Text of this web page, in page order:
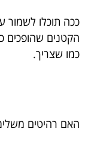
ככה תוכלו לשמור
הקטנים שהופכים
כמו שצריך.
האם רהיטים